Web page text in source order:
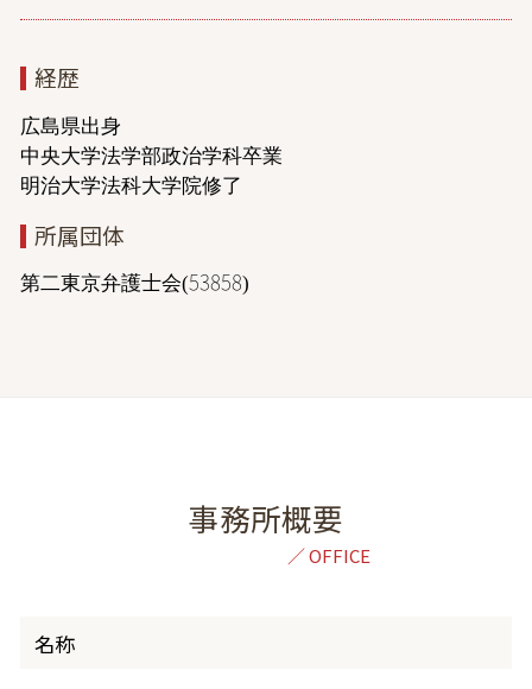
経歴
広島県出身
中央大学法学部政治学科卒業
明治大学法科大学院修了
所属団体
第二東京弁護士会(53858)
事務所概要
名称